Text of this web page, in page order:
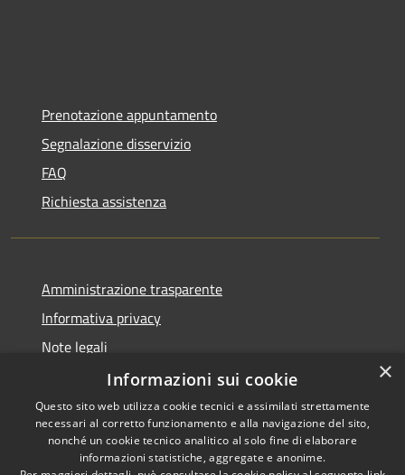
Prenotazione appuntamento
Segnalazione disservizio
FAQ
Richiesta assistenza
Amministrazione trasparente
Informativa privacy
Note legali
Dichiarazione di accessibilità
RSS Copyright © 2026 • Comune di
×
Informazioni sui cookie
Questo sito web utilizza cookie tecnici e assimilati strettamente
necessari al corretto funzionamento e alla navigazione del sito,
nonché un cookie tecnico analitico al solo fine di elaborare
informazioni statistiche, aggregate e anonime.